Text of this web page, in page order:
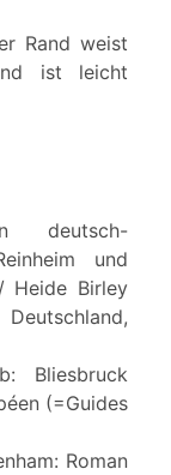
Rand weist
ist leicht
deutsch-
und
Heide Birley
Bliesbruck
(=Guides
Roman